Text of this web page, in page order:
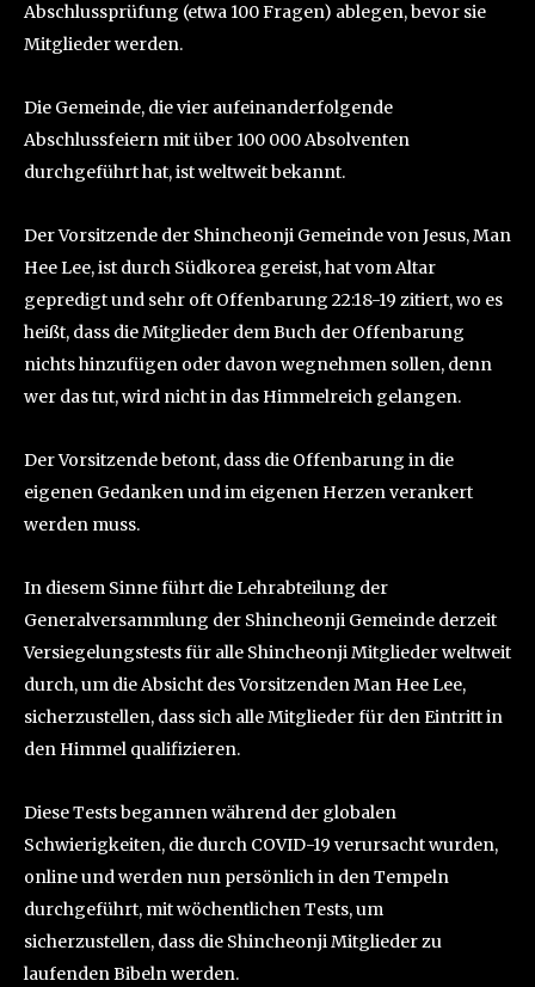
Abschlussprüfung (etwa 100 Fragen) ablegen, bevor sie
Mitglieder werden.
Die Gemeinde, die vier aufeinanderfolgende
Abschlussfeiern mit über 100 000 Absolventen
durchgeführt hat, ist weltweit bekannt.
Der Vorsitzende der Shincheonji Gemeinde von Jesus, Man
Hee Lee, ist durch Südkorea gereist, hat vom Altar
gepredigt und sehr oft Offenbarung 22:18-19 zitiert, wo es
heißt, dass die Mitglieder dem Buch der Offenbarung
nichts hinzufügen oder davon wegnehmen sollen, denn
wer das tut, wird nicht in das Himmelreich gelangen.
Der Vorsitzende betont, dass die Offenbarung in die
eigenen Gedanken und im eigenen Herzen verankert
werden muss.
In diesem Sinne führt die Lehrabteilung der
Generalversammlung der Shincheonji Gemeinde derzeit
Versiegelungstests für alle Shincheonji Mitglieder weltweit
durch, um die Absicht des Vorsitzenden Man Hee Lee,
sicherzustellen, dass sich alle Mitglieder für den Eintritt in
den Himmel qualifizieren.
Diese Tests begannen während der globalen
Schwierigkeiten, die durch COVID-19 verursacht wurden,
online und werden nun persönlich in den Tempeln
durchgeführt, mit wöchentlichen Tests, um
sicherzustellen, dass die Shincheonji Mitglieder zu
laufenden Bibeln werden.